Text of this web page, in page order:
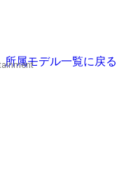
所属モデル一覧に戻る